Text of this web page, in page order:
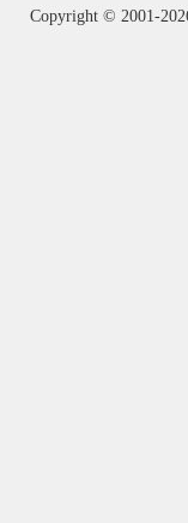
Copyright © 2001-